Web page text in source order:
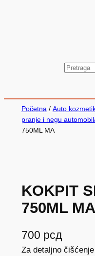
P
t
r
Početna/ Auto
pranje i negu
750ML MA
KOKPIT
750ML MA
700 рсд
Za detaljno